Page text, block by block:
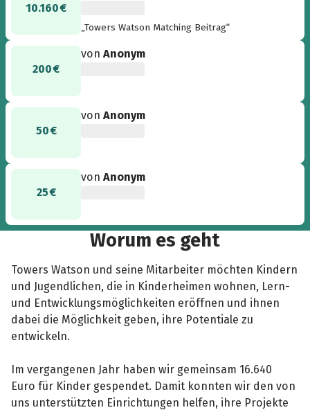
10.160 €
„Towers Watson Matching Beitrag“
200 €
vonAnonym
50 €
vonAnonym
25 €
vonAnonym
Worum es geht
Towers Watson und seine Mitarbeiter möchten Kindern
und Jugendlichen, die in Kinderheimen wohnen, Lern-
und Entwicklungsmöglichkeiten eröffnen und ihnen
dabei die Möglichkeit geben, ihre Potentiale zu
entwickeln.
Im vergangenen Jahr haben wir gemeinsam 16.640
Euro für Kinder gespendet. Damit konnten wir den von
uns unterstützten Einrichtungen helfen, ihre Projekte